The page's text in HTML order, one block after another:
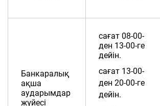
Банкаралық
ақша
аударымдар
жүйесі
сағат 08-00-
ден 13-00-ге
дейін.
сағат 13-00-
ден 20-00-ге
дейін.